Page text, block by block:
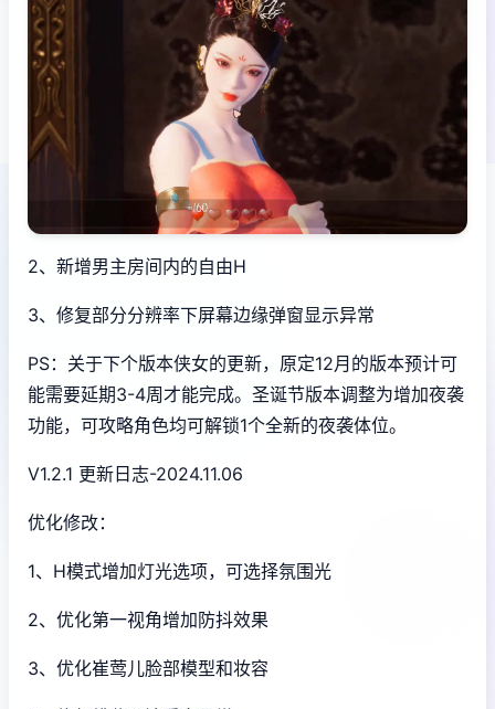
2、新增男主房间内的自由H
3、修复部分分辨率下屏幕边缘弹窗显示异常
PS：关于下个版本侠女的更新，原定12月的版本预计可
能需要延期3-4周才能完成。圣诞节版本调整为增加夜袭
功能，可攻略角色均可解锁1个全新的夜袭体位。
V1.2.1 更新日志-2024.11.06
优化修改：
1、H模式增加灯光选项，可选择氛围光
2、优化第一视角增加防抖效果
3、优化崔莺儿脸部模型和妆容